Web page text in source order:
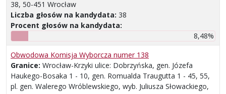
38, 50-451 Wrocław
Liczba głosów na kandydata: 38
Procent głosów na kandydata:
8,48%
Obwodowa Komisja Wyborcza numer 138
Granice: Wrocław-Krzyki ulice: Dobrzyńska, gen. Józefa
Haukego-Bosaka 1 - 10, gen. Romualda Traugutta 1 - 45, 55,
pl. gen. Walerego Wróblewskiego, wyb. Juliusza Słowackiego,